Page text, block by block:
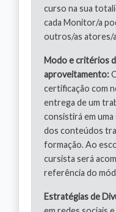
curso na sua
cada Monitor/a
outros/as atores/
Modo e critérios
aproveitamento:
certificação com
entrega de um
consistirá em
dos conteúdos
formação. Ao
cursista será
referência do
Estratégias de